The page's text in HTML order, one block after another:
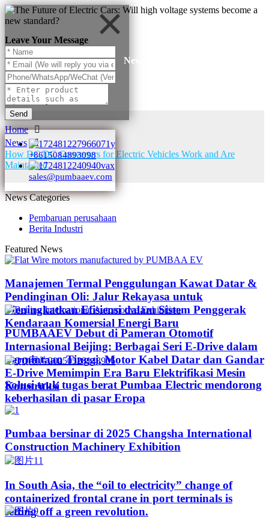
Leave Your Message
Send
+8615084893098
sales@pumbaaev.com
News
Home
News
How DC/DC Converters for Electric Vehicles Work and Are
Maintained
News Categories
Pembaruan perusahaan
Berita Industri
Featured News
Manajemen Termal Penggulungan Kawat Datar &
Pendinginan Oli: Jalur Rekayasa untuk
Meningkatkan Efisiensi dalam Sistem Penggerak
Kendaraan Komersial Energi Baru
PUMBAAEV Debut di Pameran Otomotif
Internasional Beijing: Berbagai Seri E-Drive dalam
Permintaan Tinggi, Motor Kabel Datar dan Gandar
E-Drive Memimpin Era Baru Elektrifikasi Mesin
Konstruksi
Solusi truk tugas berat Pumbaa Electric mendorong
keberhasilan di pasar Eropa
Pumbaa bersinar di 2025 Changsha International
Construction Machinery Exhibition
In South Asia, the “oil to electricity” change of
containerized frontal crane in port terminals is
setting off a green revolution.